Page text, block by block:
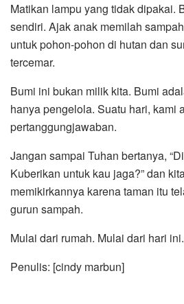
Matikan lampu yang tidak dipakai.
sendiri. Ajak anak memilah
untuk pohon-pohon di hutan dan
tercemar.
Bumi ini bukan milik kita. Bumi
hanya pengelola. Suatu hari, kami
pertanggungjawaban.
Jangan sampai Tuhan bertanya,
Kuberikan untuk kau jaga?” dan
memikirkannya karena taman itu
gurun sampah.
Mulai dari rumah. Mulai dari hari
Penulis: [cindy marbun]